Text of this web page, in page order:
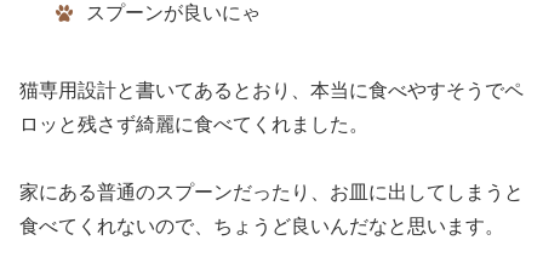
スプーンが良いにゃ
猫専用設計と書いてあるとおり、本当に食べやすそうでペ
ロッと残さず綺麗に食べてくれました。
家にある普通のスプーンだったり、お皿に出してしまうと
食べてくれないので、ちょうど良いんだなと思います。